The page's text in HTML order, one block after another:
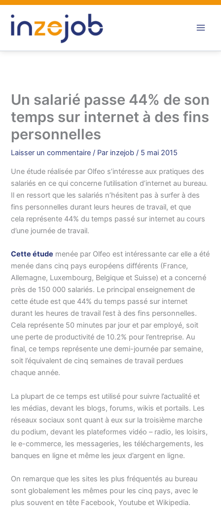
Aller
contenu
Un salarié passe 44% de son
temps sur internet à des fins
personnelles
Laisser un commentaire / Par inzejob/ 5 mai 2015
Une étude réalisée par Olfeo s’intéresse aux pratiques des
salariés en ce qui concerne l’utilisation d’internet au bureau.
Il en ressort que les salariés n’hésitent pas à surfer à des
fins personnelles durant leurs heures de travail, et que
cela représente 44% du temps passé sur internet au cours
d’une journée de travail.
Cette étude menée par Olfeo est intéressante car elle a été
menée dans cinq pays européens différents (France,
Allemagne, Luxembourg, Belgique et Suisse) et a concerné
près de 150 000 salariés. Le principal enseignement de
cette étude est que 44% du temps passé sur internet
durant les heures de travail l’est à des fins personnelles.
Cela représente 50 minutes par jour et par employé, soit
une perte de productivité de 10.2% pour l’entreprise. Au
final, ce temps représente une demi-journée par semaine,
soit l’équivalent de cinq semaines de travail perdues
chaque année.
La plupart de ce temps est utilisé pour suivre l’actualité et
les médias, devant les blogs, forums, wikis et portails. Les
réseaux sociaux sont quant à eux sur la troisième marche
du podium, devant les plateformes vidéo – radio, les loisirs,
le e-commerce, les messageries, les téléchargements, les
banques en ligne et même les jeux d’argent en ligne.
On remarque que les sites les plus fréquentés au bureau
sont globalement les mêmes pour les cinq pays, avec le
plus souvent en tête Facebook, Youtube et Wikipedia.